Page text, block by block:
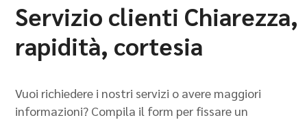
Servizio clienti Chiarezza,
rapidità, cortesia
Vuoi richiedere i nostri servizi o avere maggiori
informazioni? Compila il form per fissare un